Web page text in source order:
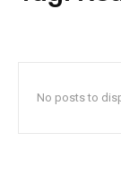
No posts to